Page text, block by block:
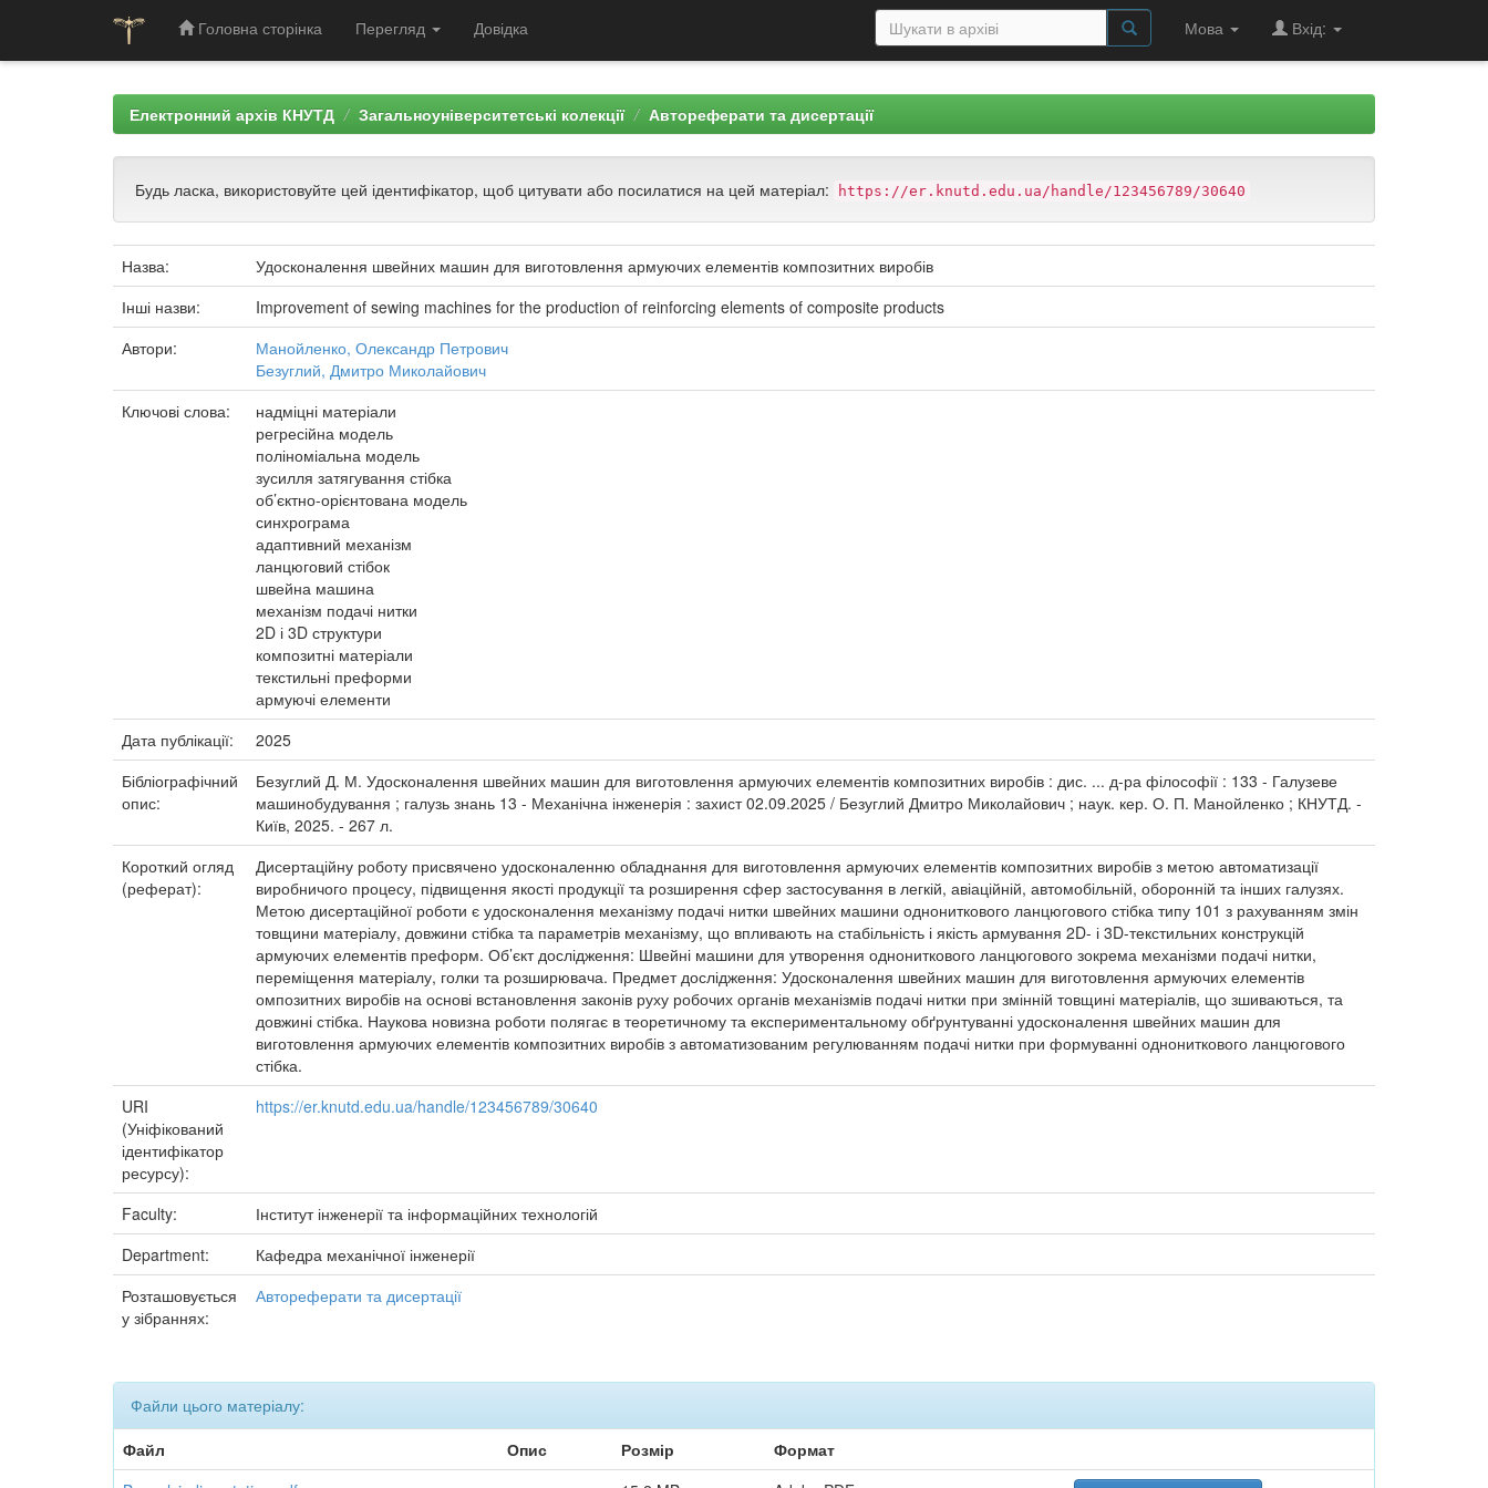
Головна сторінка Перегляд Довідка Мова Вхід:
Електронний архів КНУТД Загальноуніверситетські колекції Автореферати та дисертації
Будь ласка, використовуйте цей ідентифікатор, щоб цитувати або посилатися на цей матеріал: https://er.knutd.edu.ua/handle/123456789/30640
Назва:
Удосконалення швейних машин для виготовлення армуючих елементів композитних виробів
Інші назви:
Improvement of sewing machines for the production of reinforcing elements of composite products
Автори:
Манойленко, Олександр Петрович
Безуглий, Дмитро Миколайович
Ключові слова:
надміцні матеріали
регресійна модель
поліноміальна модель
зусилля затягування стібка
об’єктно-орієнтована модель
синхрограма
адаптивний механізм
ланцюговий стібок
швейна машина
механізм подачі нитки
2D і 3D структури
композитні матеріали
текстильні преформи
армуючі елементи
Дата публікації:
2025
Бібліографічний
опис:
Безуглий Д. М. Удосконалення швейних машин для виготовлення армуючих елементів композитних виробів : дис. ... д-ра філософії : 133 - Галузеве
машинобудування ; галузь знань 13 - Механічна інженерія : захист 02.09.2025 / Безуглий Дмитро Миколайович ; наук. кер. О. П. Манойленко ; КНУТД. -
Київ, 2025. - 267 л.
Короткий огляд
(реферат):
Дисертаційну роботу присвячено удосконаленню обладнання для виготовлення армуючих елементів композитних виробів з метою автоматизації
виробничого процесу, підвищення якості продукції та розширення сфер застосування в легкій, авіаційній, автомобільній, оборонній та інших галузях.
Метою дисертаційної роботи є удосконалення механізму подачі нитки швейних машини однониткового ланцюгового стібка типу 101 з рахуванням змін
товщини матеріалу, довжини стібка та параметрів механізму, що впливають на стабільність і якість армування 2D- і 3D-текстильних конструкцій
армуючих елементів преформ. Об’єкт дослідження: Швейні машини для утворення однониткового ланцюгового зокрема механізми подачі нитки,
переміщення матеріалу, голки та розширювача. Предмет дослідження: Удосконалення швейних машин для виготовлення армуючих елементів
омпозитних виробів на основі встановлення законів руху робочих органів механізмів подачі нитки при змінній товщині матеріалів, що зшиваються, та
довжині стібка. Наукова новизна роботи полягає в теоретичному та експериментальному обґрунтуванні удосконалення швейних машин для
виготовлення армуючих елементів композитних виробів з автоматизованим регулюванням подачі нитки при формуванні однониткового ланцюгового
стібка.
URI
(Уніфікований
ідентифікатор
ресурсу):
https://er.knutd.edu.ua/handle/123456789/30640
Faculty:
Інститут інженерії та інформаційних технологій
Department:
Кафедра механічної інженерії
Розташовується
у зібраннях:
Автореферати та дисертації
Файли цього матеріалу:
Файл
Опис Розмір
Формат